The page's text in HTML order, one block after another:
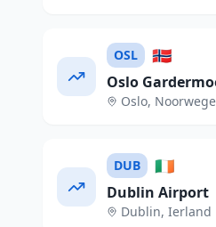
OSL 🇳🇴
Oslo
Oslo,
DUB 🇮🇪
Dublin Airport
Dublin, Ierland